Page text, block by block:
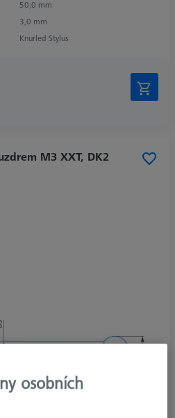
50,0 mm
3,0 mm
Knurled Stylus
M3 XXT, DK2
osobních